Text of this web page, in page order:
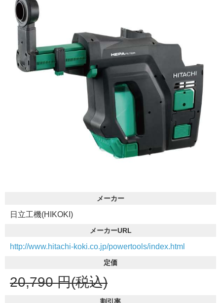
メーカー
日立工機(HIKOKI)
メーカーURL
http://www.hitachi-koki.co.jp/powertools/index.html
定価
20,790 円(税込)